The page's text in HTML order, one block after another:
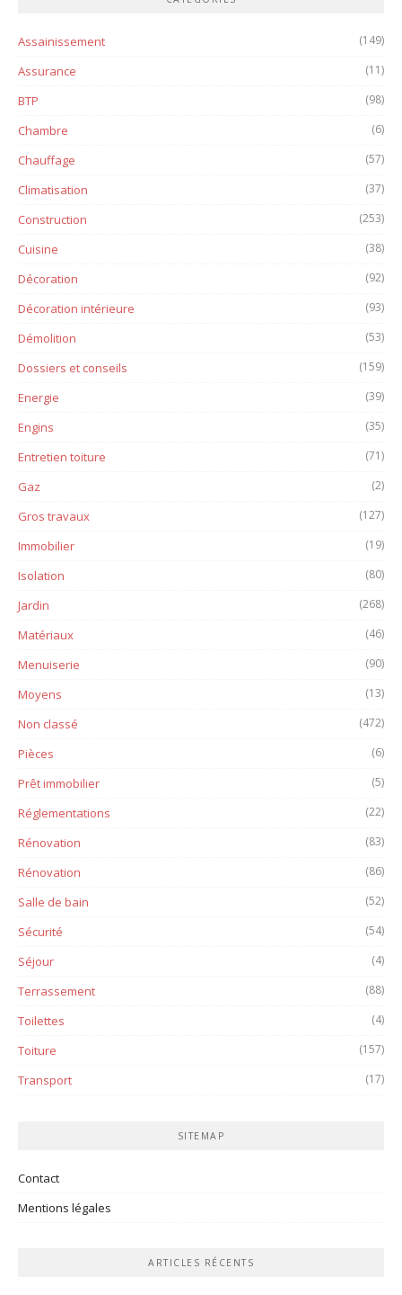
Assainissement (149)
Assurance (11)
BTP (98)
Chambre (6)
Chauffage (57)
Climatisation (37)
Construction (253)
Cuisine (38)
Décoration (92)
Décoration intérieure (93)
Démolition (53)
Dossiers et conseils (159)
Energie (39)
Engins (35)
Entretien toiture (71)
Gaz (2)
Gros travaux (127)
Immobilier (19)
Isolation (80)
Jardin (268)
Matériaux (46)
Menuiserie (90)
Moyens (13)
Non classé (472)
Pièces (6)
Prêt immobilier (5)
Réglementations (22)
Rénovation (83)
Rénovation (86)
Salle de bain (52)
Sécurité (54)
Séjour (4)
Terrassement (88)
Toilettes (4)
Toiture (157)
Transport (17)
SITEMAP
Contact
Mentions légales
ARTICLES RÉCENTS